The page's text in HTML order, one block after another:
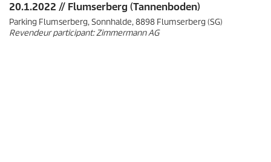
20.1.2022 // Flumserberg (Tannenboden)
Parking Flumserberg, Sonnhalde, 8898 Flumserberg (SG)
Revendeur participant: Zimmermann AG